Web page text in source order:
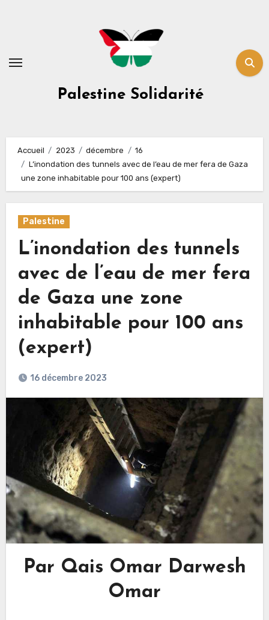
Palestine Solidarité
Accueil 2023 décembre
16
L’inondation des tunnels avec de l’eau de mer fera de Gaza
une zone inhabitable pour 100 ans (expert)
Palestine
L’inondation des tunnels
avec de l’eau de mer fera
de Gaza une zone
inhabitable pour 100 ans
(expert)
16 décembre 2023
Par Qais Omar Darwesh
Omar